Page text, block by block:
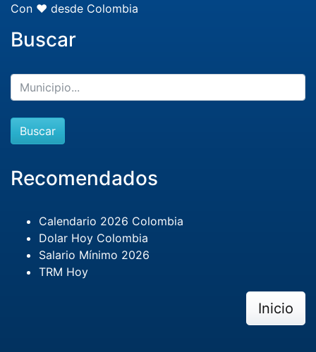
Con ❤️ desde Colombia
Buscar
Buscar
Recomendados
Calendario 2026 Colombia
Dolar Hoy Colombia
Salario Mínimo 2026
TRM Hoy
Inicio